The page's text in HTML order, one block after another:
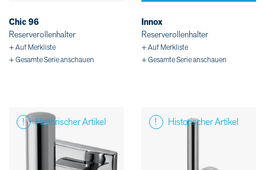
Chic 96
Reserverollenhalter
+ Auf Merkliste
+ Gesamte Serie anschauen
Innox
Reserverollenhalter
+ Auf Merkliste
+ Gesamte Serie anschauen
Historischer Artikel Historischer Artikel